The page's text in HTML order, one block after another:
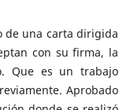
de una carta dirigida
con su firma, la
Que es un trabajo
Aprobado